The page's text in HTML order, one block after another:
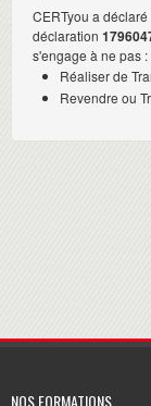
CERTyou a
déclaration
s'engage à ne pas :
Réaliser de
Revendre ou
NOS FORMATIONS